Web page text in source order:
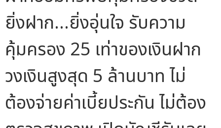
ยิ่งฝาก…ยิ่งอุ่นใจ รับความ
คุ้มครอง 25 เท่าของเงินฝาก
วงเงินสูงสุด 5 ล้านบาท ไม่
ต้องจ่ายค่าเบี้ยประกัน ไม่ต้อง